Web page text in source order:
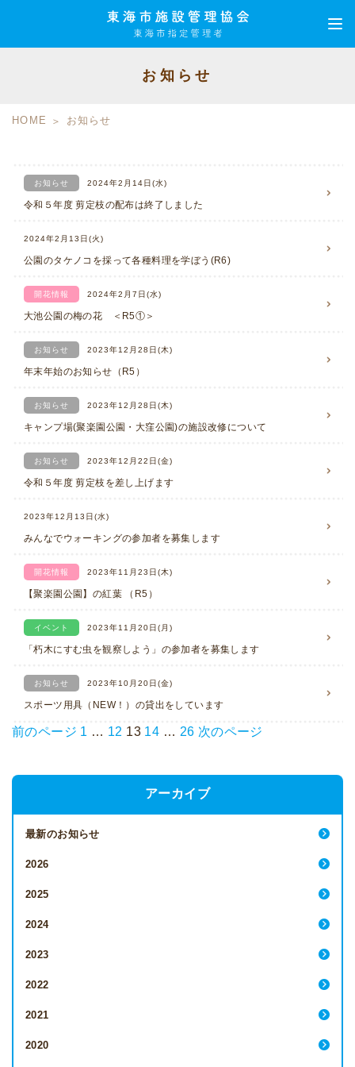
お知らせ
HOME お知らせ
お知らせ 2024年2月14日(水)
令和５年度 剪定枝の配布は終了しました
2024年2月13日(火)
公園のタケノコを採って各種料理を学ぼう(R6)
開花情報 2024年2月7日(水)
大池公園の梅の花 ＜R5①＞
お知らせ 2023年12月28日(木)
年末年始のお知らせ（R5）
お知らせ 2023年12月28日(木)
キャンプ場(聚楽園公園・大窪公園)の施設改修について
お知らせ 2023年12月22日(金)
令和５年度 剪定枝を差し上げます
2023年12月13日(水)
みんなでウォーキングの参加者を募集します
開花情報 2023年11月23日(木)
【聚楽園公園】の紅葉 （R5）
イベント 2023年11月20日(月)
「朽木にすむ虫を観察しよう」の参加者を募集します
お知らせ 2023年10月20日(金)
スポーツ用具（NEW！）の貸出をしています
前のページ 1 … 12 13 14 … 26 次のページ
アーカイブ
最新のお知らせ
2026
2025
2024
2023
2022
2021
2020